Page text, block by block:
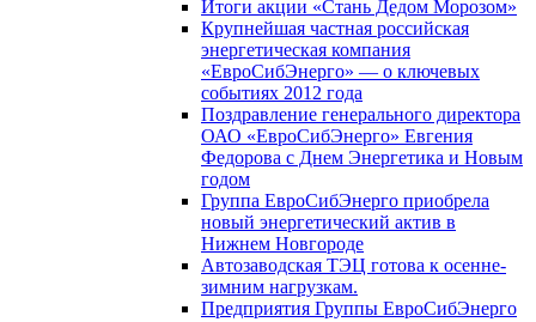
Итоги акции «Стань Дедом Морозом»
Крупнейшая частная российская
энергетическая компания
«ЕвроСибЭнерго» — о ключевых
событиях 2012 года
Поздравление генерального директора
ОАО «ЕвроСибЭнерго» Евгения
Федорова с Днем Энергетика и Новым
годом
Группа ЕвроСибЭнерго приобрела
новый энергетический актив в
Нижнем Новгороде
Автозаводская ТЭЦ готова к осенне-
зимним нагрузкам.
Предприятия Группы ЕвроСибЭнерго